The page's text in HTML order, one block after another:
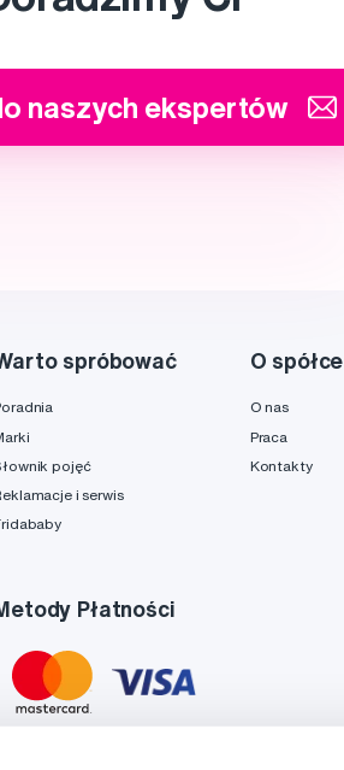
naszych ekspertów
spróbować
pojęć
i serwis
O spółce
O nas
Praca
Kontakty
Płatności